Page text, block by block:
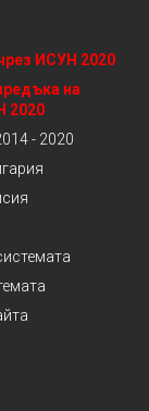
ИСУН 2020
на
2020
- 2020